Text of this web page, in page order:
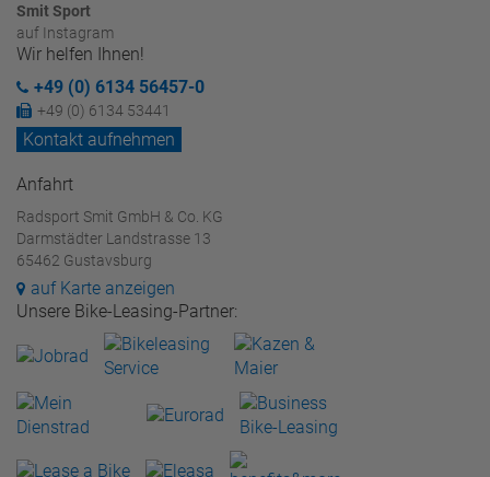
Smit Sport
auf Instagram
Wir helfen Ihnen!
+49 (0) 6134 56457-0
+49 (0) 6134 53441
Kontakt aufnehmen
Anfahrt
Radsport Smit GmbH & Co. KG
Darmstädter Landstrasse 13
65462 Gustavsburg
auf Karte anzeigen
Unsere Bike-Leasing-Partner: